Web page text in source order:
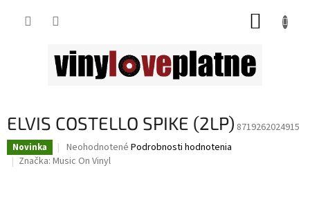
ELVIS COSTELLO SPIKE (2LP) 8719262024915
Novinka
Priemerné
hodnotenie
Neohodnotené Podrobnosti hodnotenia
Značka: Music On Vinyl